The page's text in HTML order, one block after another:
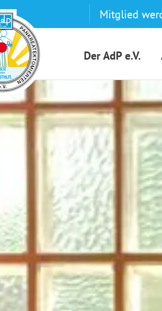
Mitglied
Der AdP e.V.